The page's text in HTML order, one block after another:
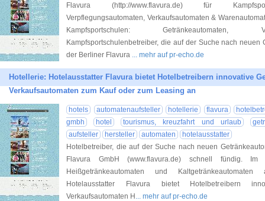
Flavura (http://www.flavura.de) für
Verpflegungsautomaten, Verkaufsautomaten &
Kampfsportschulen: Getränkeautomaten,
Kampfsportschulenbetreiber, die auf der Suche nach
der Berliner Flavura ... mehr auf pr-echo.de
Hotellerie: Hotelausstatter Flavura bietet Hotelbetreibern innovative
Verkaufsautomaten zum Kauf oder zum Leasing an
hotels automatenaufsteller hotellerie flavura
gmbh
hotel tourismus, kreuzfahrt und urlaub
aufsteller
hersteller automaten
hotelausstatter
Hotelbetreiber, die auf der Suche nach neuen
Flavura GmbH (www.flavura.de) schnell fündig.
Heißgetränkeautomaten und
Hotelausstatter Flavura bietet Hotelbetreibern
Verkaufsautomaten H ... mehr auf pr-echo.de